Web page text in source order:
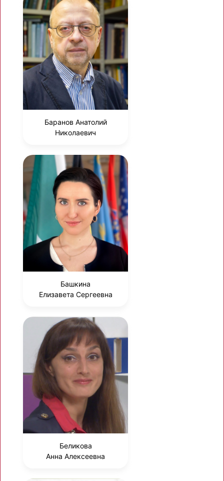
Баранов Анатолий
Николаевич
Башкина
Елизавета Сергеевна
Беликова
Анна Алексеевна